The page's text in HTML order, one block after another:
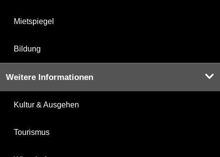
Mietspiegel
Bildung
Weitere Informationen
Kultur & Ausgehen
Tourismus